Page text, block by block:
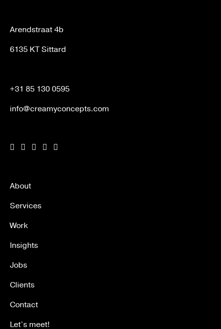
Arendstraat 4b
6135 KT Sittard
+31 85 130 0595
info@creamyconcepts.com
About
Services
Work
Insights
Jobs
Clients
Contact
Let’s meet!